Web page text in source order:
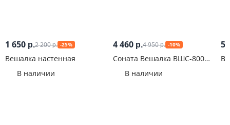
1 650 р.2 200р. -25%
Вешалка настенная
В наличии
4 460 р.4 950р. -10%
Соната Вешалка ВШС-800
В наличии
5